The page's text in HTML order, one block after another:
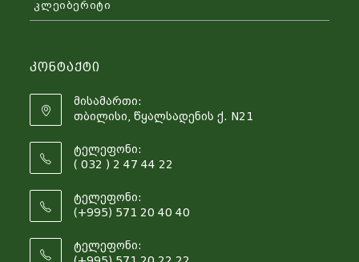
კლეიბერიტი
Კონტაქტი
მისამართი:
თბილისი, წყალსადენის ქ. N21
ტელეფონი:
( 032 ) 2 47 44 22
ტელეფონი:
(+995) 571 20 40 40
ტელეფონი: